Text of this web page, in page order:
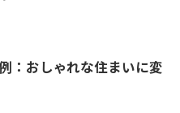
：おしゃれな住まいに変